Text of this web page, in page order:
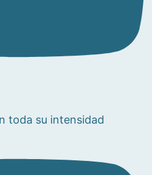
toda su intensidad